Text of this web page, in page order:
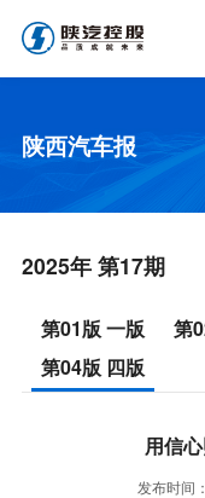
陕西汽车报
2025年 第17期
第01版 一版 第
第04版 四版
用信
发布时间：